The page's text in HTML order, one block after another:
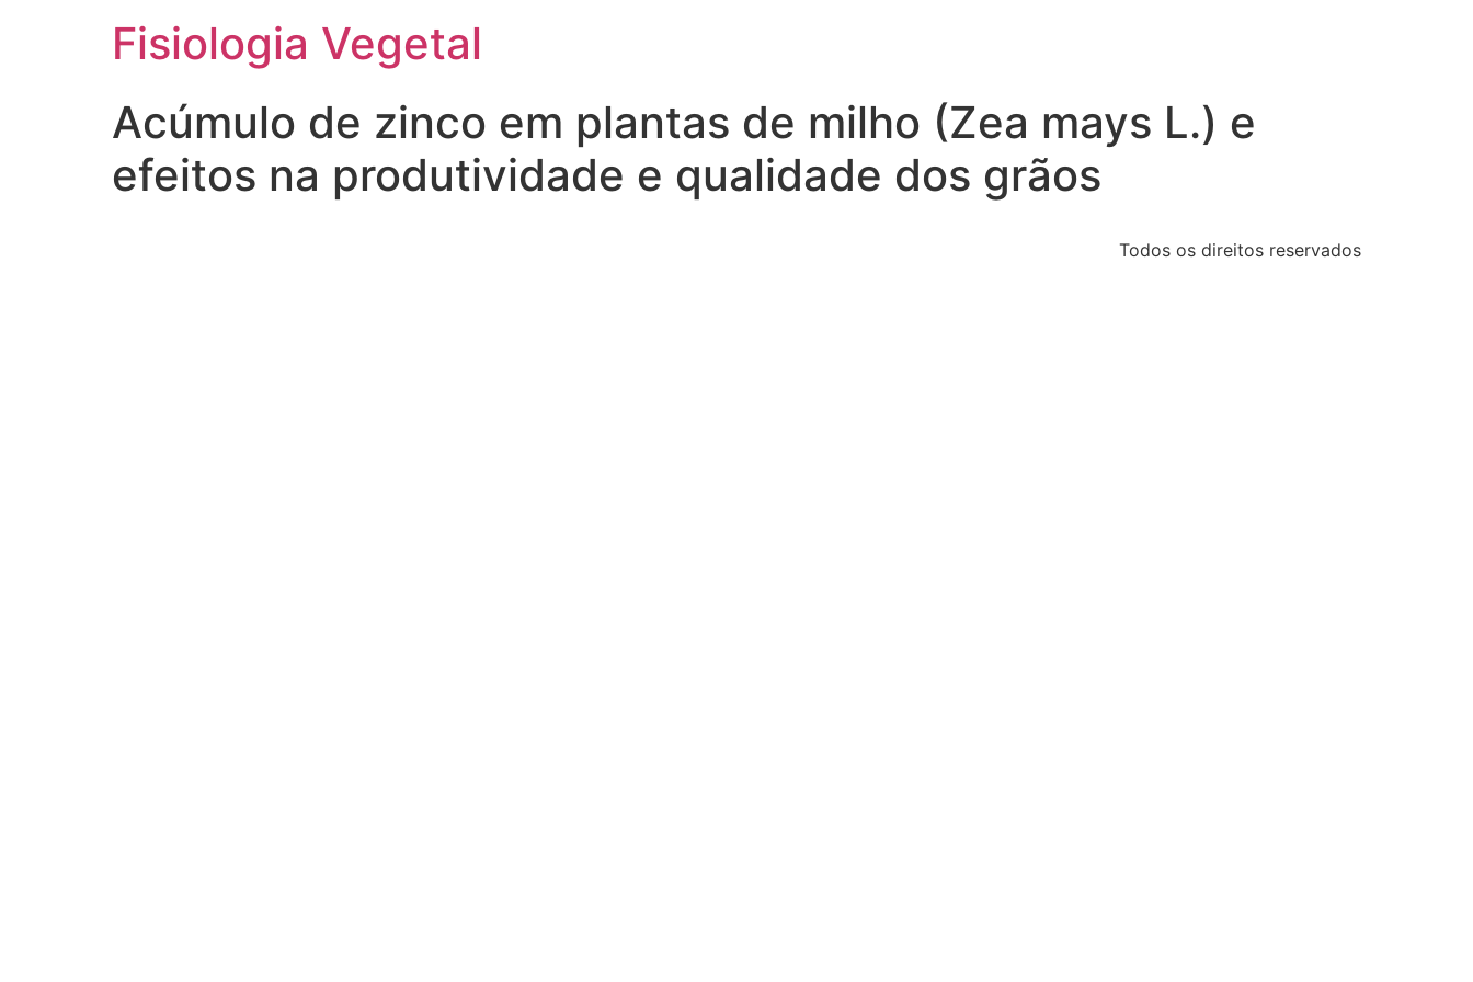
Fisiologia Vegetal
Acúmulo de zinco em plantas de milho (Zea mays L.) e
efeitos na produtividade e qualidade dos grãos
Todos os direitos reservados